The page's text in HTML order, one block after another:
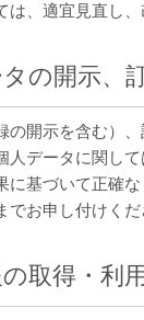
、適宜見直し、
の開示、
開示を含む）
データに関し
基づいて正確
お申し付けくだ
取得・利